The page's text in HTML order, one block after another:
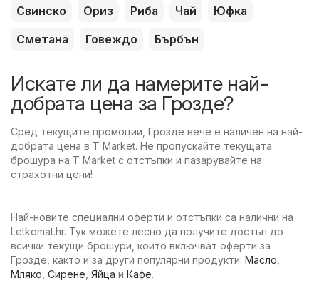
Свинско
Ориз Риба Чай
Юфка
Сметана
Говеждо Бърбън
Искате ли да намерите най-
добрата цена за Грозде?
Сред текущите промоции, Грозде вече е наличен на най-
добрата цена в T Market. Не пропускайте текущата
брошура на T Market с отстъпки и пазарувайте на
страхотни цени!
Най-новите специални оферти и отстъпки са налични на
Letkomat.hr. Тук можете лесно да получите достъп до
всички текущи брошури, които включват оферти за
Грозде, както и за други популярни продукти: Масло,
Мляко, Сирене, Яйца и Кафе.